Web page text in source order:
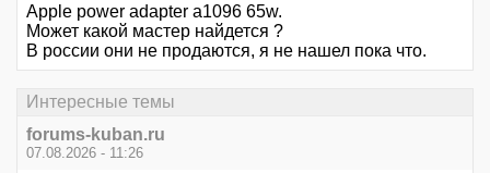
Apple power adapter a1096 65w.
Может какой мастер найдется ?
В россии они не продаются, я не нашел пока что.
Интересные темы
forums-kuban.ru
07.08.2026 - 11:26